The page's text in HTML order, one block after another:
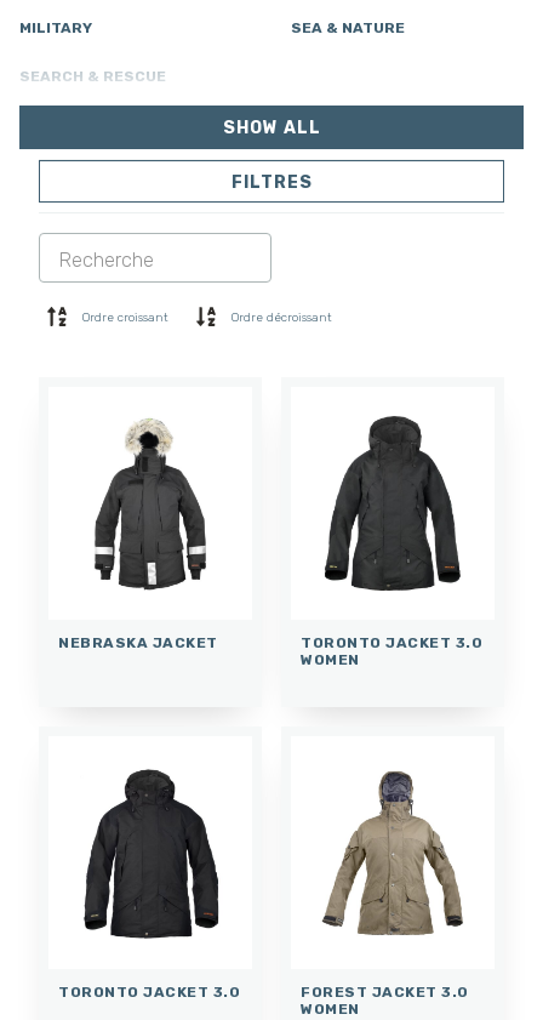
MILITARY SEA & NATURE
SEARCH & RESCUE
PANTALONS
COMBINAISON
SOFTSHELL
CHEMISES
CHAUSSETTES ACCESSOIRES
SHOW ALL
FILTRES
Ordre croissant Ordre décroissant
NEBRASKA JACKET
TORONTO JACKET 3.0
WOMEN
TORONTO JACKET 3.0
FOREST JACKET 3.0
WOMEN